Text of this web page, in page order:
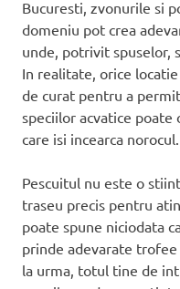
Bucuresti, zvonurile si
domeniu pot crea
unde, potrivit spuselor,
In realitate, orice
de curat pentru a
speciilor acvatice
care isi incearca norocul.
Pescuitul nu este o
traseu precis pentru
poate spune niciodata
prinde adevarate trofee
la urma, totul tine de